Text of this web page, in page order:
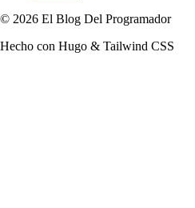
© 2026 El Blog Del Programador
Hecho con Hugo & Tailwind CSS